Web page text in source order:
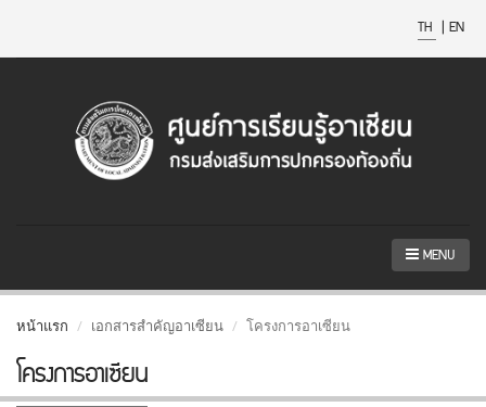
TH | EN
MENU
หน้าแรก เอกสารสำคัญอาเซียน โครงการอาเซียน
โครงการอาเซียน